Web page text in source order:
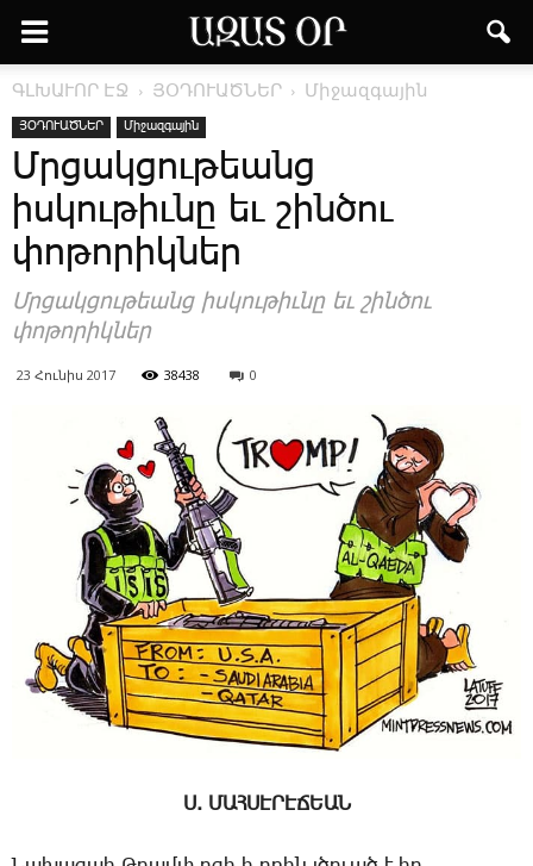
ԳԼԽԱՒՈՐ ԷՋ ՅՕԴՈՒԱԾՆԵՐ Միջազգային
ՅՕԴՈՒԱԾՆԵՐ Միջազգային
Մրցակցութեանց
իսկութիւնը եւ շինծու
փոթորիկներ
Մրցակցութեանց իսկութիւնը եւ շինծու
փոթորիկներ
23 Հունիս 2017 38438 0
Ս. ՄԱՀՍԷՐԷՃԵԱՆ